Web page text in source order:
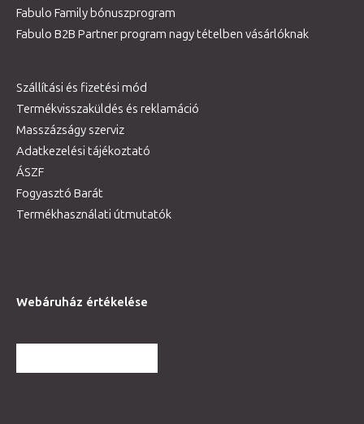
Fabulo Family bónuszprogram
Fabulo B2B Partner program nagy tételben vásárlóknak
Szállítási és fizetési mód
Termékvisszaküldés és reklamáció
Masszázságy szerviz
Adatkezelési tájékoztató
ÁSZF
Fogyasztó Barát
Termékhasználati útmutatók
Webáruház értékelése